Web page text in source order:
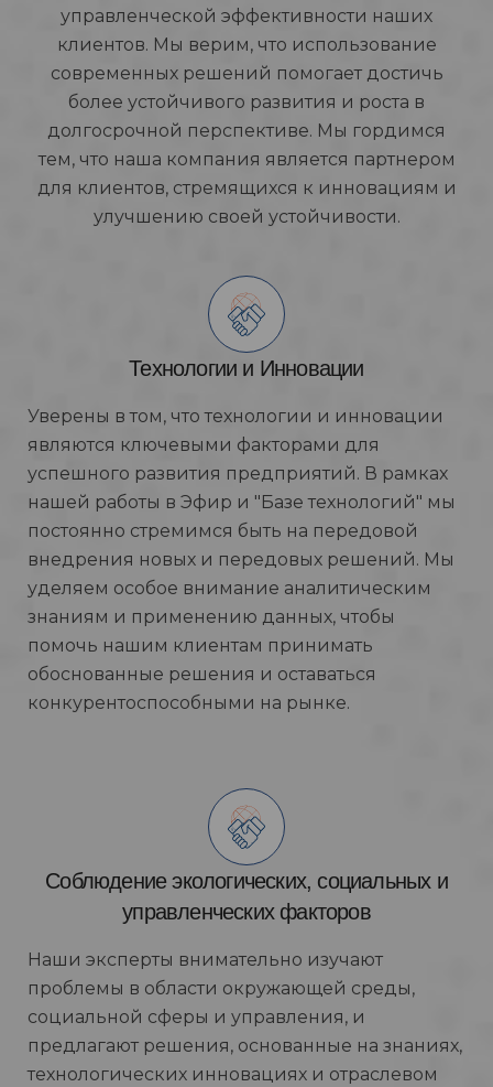
управленческой эффективности наших
клиентов. Мы верим, что использование
современных решений помогает достичь
более устойчивого развития и роста в
долгосрочной перспективе. Мы гордимся
тем, что наша компания является партнером
для клиентов, стремящихся к инновациям и
улучшению своей устойчивости.
Технологии и Инновации
Уверены в том, что технологии и инновации
являются ключевыми факторами для
успешного развития предприятий. В рамках
нашей работы в Эфир и "Базе технологий" мы
постоянно стремимся быть на передовой
внедрения новых и передовых решений. Мы
уделяем особое внимание аналитическим
знаниям и применению данных, чтобы
помочь нашим клиентам принимать
обоснованные решения и оставаться
конкурентоспособными на рынке.
Соблюдение экологических, социальных и
управленческих факторов
Наши эксперты внимательно изучают
проблемы в области окружающей среды,
социальной сферы и управления, и
предлагают решения, основанные на знаниях,
технологических инновациях и отраслевом